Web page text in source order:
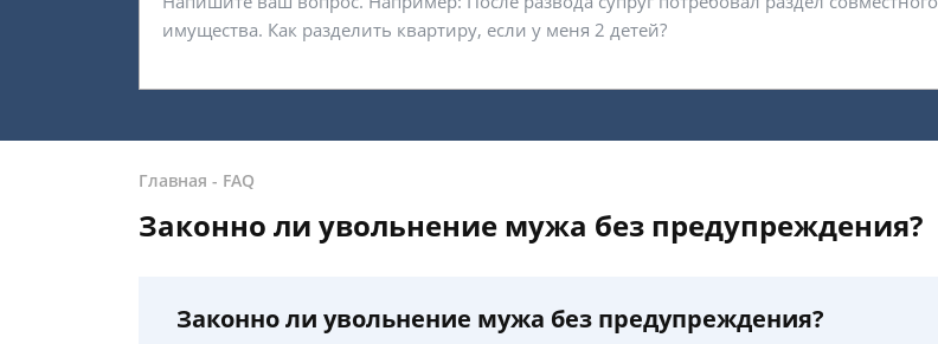
Главная - FAQ
Законно ли увольнение мужа без предупреждения?
Законно ли увольнение мужа без предупреждения?